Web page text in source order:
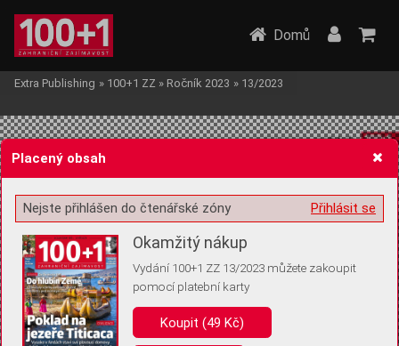
Žádost o souhlas s ukládáním volitelných informací
Pro základní fungování webu nepotřebujeme ukládat žádné informace
(tzv. cookies apod.). Rádi bychom vás ale požádali o souhlas s
Domů
Extra Publishing » 100+1 ZZ » Ročník 2023 » 13/2023
Placený obsah
Přihlásit se
Nejste přihlášen do čtenářské zóny
Okamžitý nákup
Vydání 100+1 ZZ 13/2023 můžete zakoupit
pomocí platební karty
Koupit (49 Kč)